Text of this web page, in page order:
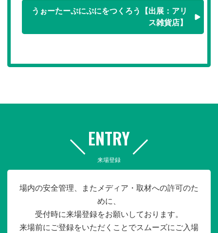
うぉーたーぷにぷにをつくろう【出展：アリ
ス雑貨店】
ENTRY
来場登録
場内の安全管理、またメディア・取材への許可のた
めに、
受付時に来場登録をお願いしております。
来場前にご登録をいただくことでスムーズにご入場